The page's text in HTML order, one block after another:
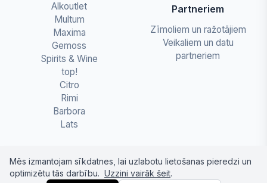
Alkoutlet
Multum
Maxima
Gemoss
Spirits & Wine
top!
Citro
Rimi
Barbora
Lats
Partneriem
Zīmoliem un ražotājiem
Veikaliem un datu
partneriem
Mēs izmantojam sīkdatnes, lai uzlabotu lietošanas pieredzi un
optimizētu tās darbību. Uzzini vairāk šeit.